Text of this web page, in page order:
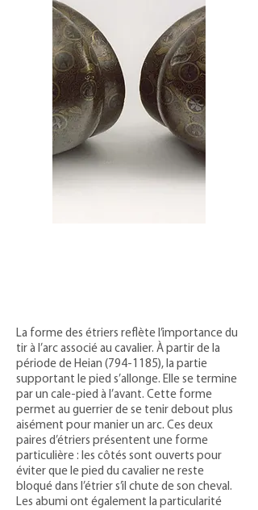
La forme des étriers reflète l’importance du
tir à l’arc associé au cavalier. À partir de la
période de Heian (794-1185), la partie
supportant le pied s’allonge. Elle se termine
par un cale-pied à l’avant. Cette forme
permet au guerrier de se tenir debout plus
aisément pour manier un arc. Ces deux
paires d’étriers présentent une forme
particulière : les côtés sont ouverts pour
éviter que le pied du cavalier ne reste
bloqué dans l’étrier s’il chute de son cheval.
Les abumi ont également la particularité